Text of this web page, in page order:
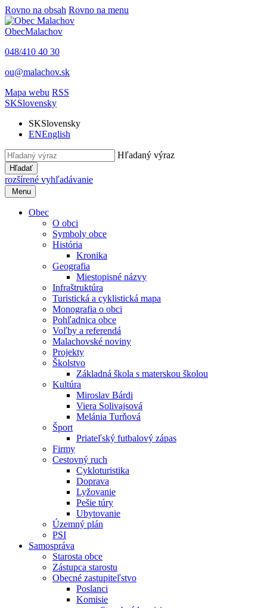
Rovno na obsah Rovno na menu
ObecMalachov
048/410 40 30
ou@malachov.sk
Mapa webu RSS
SKSlovensky
SKSlovensky
ENEnglish
Hľadaný výraz
Hľadať
rozšírené vyhľadávanie
Menu
Obec
O obci
Symboly obce
História
Kronika
Geografia
Miestopisné názvy
Infraštruktúra
Turistická a cyklistická mapa
Monografia o obci
Pohľadnica obce
Voľby a referendá
Malachovské noviny
Projekty
Školstvo
Základná škola s materskou školou
Kultúra
Miroslav Bárdi
Viera Solivajsová
Melánia Turňová
Šport
Priateľský futbalový zápas
Firmy
Cestovný ruch
Cykloturistika
Doprava
Lyžovanie
Pešie túry
Ubytovanie
Územný plán
PSI
Samospráva
Starosta obce
Zástupca starostu
Obecné zastupiteľstvo
Poslanci
Komisie